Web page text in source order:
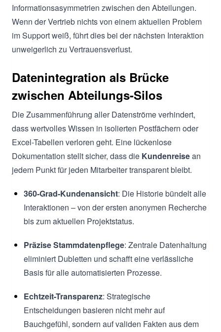
Informationsasymmetrien zwischen den Abteilungen.
Wenn der Vertrieb nichts von einem aktuellen Problem
im Support weiß, führt dies bei der nächsten Interaktion
unweigerlich zu Vertrauensverlust.
Datenintegration als Brücke
zwischen Abteilungs-Silos
Die Zusammenführung aller Datenströme verhindert,
dass wertvolles Wissen in isolierten Postfächern oder
Excel-Tabellen verloren geht. Eine lückenlose
Dokumentation stellt sicher, dass die Kundenreisean
jedem Punkt für jeden Mitarbeiter transparent bleibt.
360-Grad-Kundenansicht: Die Historie bündelt alle
Interaktionen – von der ersten anonymen Recherche
bis zum aktuellen Projektstatus.
Präzise Stammdatenpflege: Zentrale Datenhaltung
eliminiert Dubletten und schafft eine verlässliche
Basis für alle automatisierten Prozesse.
Echtzeit-Transparenz: Strategische
Entscheidungen basieren nicht mehr auf
Bauchgefühl, sondern auf validen Fakten aus dem